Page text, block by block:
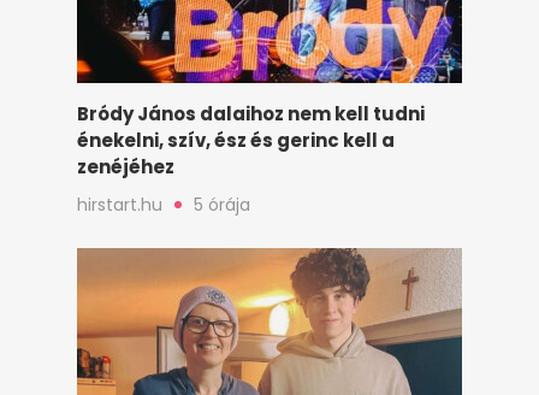
Bródy János dalaihoz nem kell tudni
énekelni, szív, ész és gerinc kell a
zenéjéhez
hirstart.hu 5 órája